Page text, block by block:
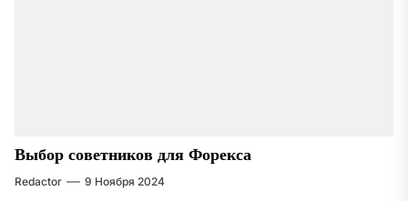
Выбор советников для Форекса
Redactor 9 Ноября 2024